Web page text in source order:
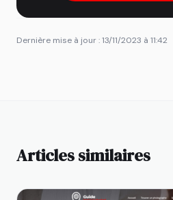
Dernière mise à jour : 13/11/2023 à 11:42
Articles similaires